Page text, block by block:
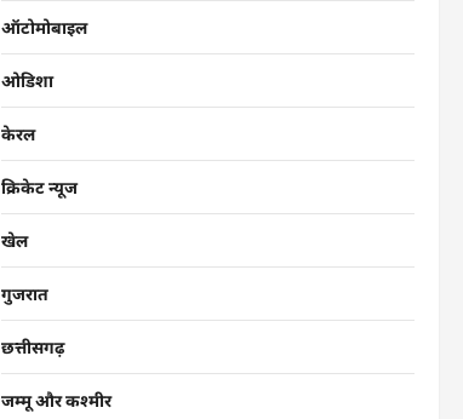
ऑटोमोबाइल
ओडिशा
केरल
क्रिकेट न्यूज
खेल
गुजरात
छत्तीसगढ़
जम्मू और कश्मीर